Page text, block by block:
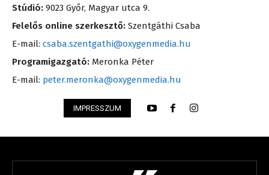
Stúdió: 9023 Győr, Magyar utca 9.
Felelős online szerkesztő: Szentgáthi Csaba
E-mail: csaba.szentgathi@oxygenmedia.hu
Programigazgató: Meronka Péter
E-mail: peter.meronka@oxygenmedia.hu
IMPRESSZUM